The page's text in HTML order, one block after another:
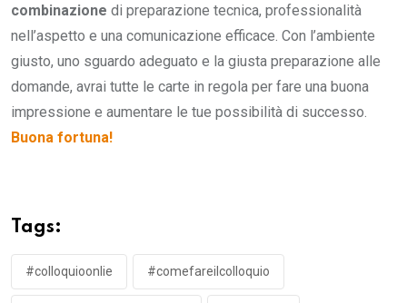
combinazione di preparazione tecnica, professionalità
nell’aspetto e una comunicazione efficace. Con l’ambiente
giusto, uno sguardo adeguato e la giusta preparazione alle
domande, avrai tutte le carte in regola per fare una buona
impressione e aumentare le tue possibilità di successo.
Buona fortuna!
Tags:
#colloquioonlie #comefareilcolloquio